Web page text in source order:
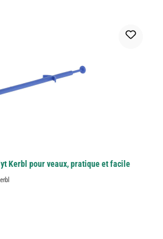
Kerbl pour veaux, pratique et facile